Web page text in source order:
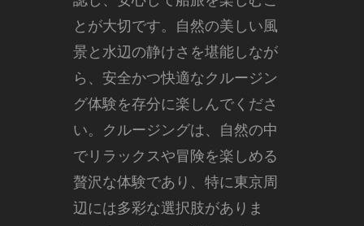
とが大切です。自然の美しい風
景と水辺の静けさを堪能しなが
ら、安全かつ快適なクルージン
グ体験を存分に楽しんでくださ
い。クルージングは、自然の中
でリラックスや冒険を楽しめる
贅沢な体験であり、特に東京周
辺には多彩な選択肢がありま